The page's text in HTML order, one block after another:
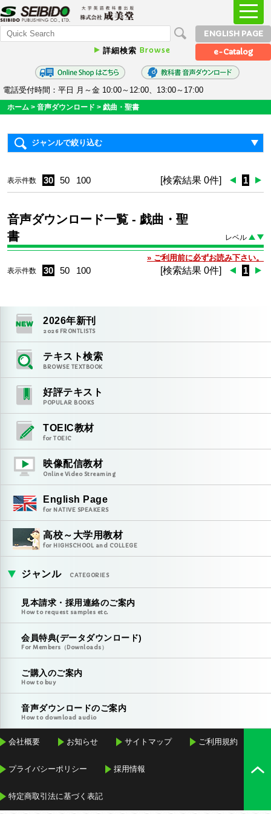
詳細検索 Browse
ENGLISH PAGE
e-Catalog
電話受付時間：平日 月～金 10:00～12:00、13:00～17:00
ホーム > 音声ダウンロード > 戯曲・聖書
ジャンルで絞り込む
表示件数 30 50 100 [検索結果 0件] 1
音声ダウンロード一覧 - 戯曲・聖
書
レベル
» ご利用前に必ずお読み下さい。
表示件数 30 50 100 [検索結果 0件] 1
2026年新刊
2026FRONTLISTS
テキスト検索
BROWSE TEXTBOOK
好評テキスト
POPULAR BOOKS
TOEIC教材
for TOEIC
映像配信教材
Online Video Streaming
English Page
for NATIVE SPEAKERS
高校～大学用教材
for HIGHSCHOOL and COLLEGE
ジャンル CATEGORIES
見本請求・採用連絡のご案内
How to request samples etc.
会員特典(データダウンロード)
For Members（Downloads）
ご購入のご案内
How to buy
音声ダウンロードのご案内
How to download audio
会社概要 お知らせ サイトマップ ご利用規約
プライバシーポリシー 採用情報
特定商取引法に基づく表記